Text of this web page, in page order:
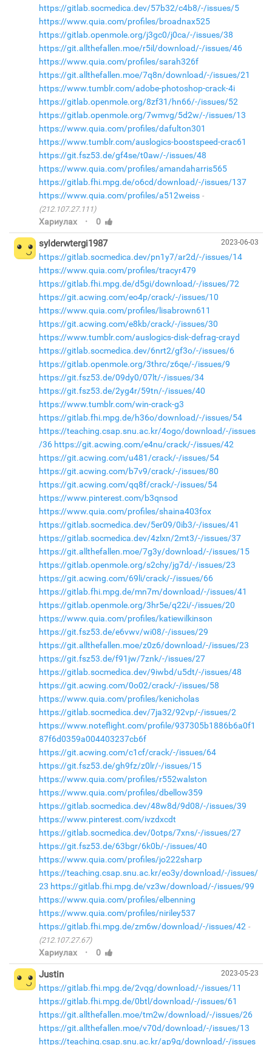
https://gitlab.socmedica.dev/57b32/c4b8/-/issues/5
https://www.quia.com/profiles/broadnax525
https://gitlab.openmole.org/j3gc0/j0ca/-/issues/38
https://git.allthefallen.moe/r5il/download/-/issues/46
https://www.quia.com/profiles/sarah326f
https://git.allthefallen.moe/7q8n/download/-/issues/21
https://www.tumblr.com/adobe-photoshop-crack-4i
https://gitlab.openmole.org/8zf31/hn66/-/issues/52
https://gitlab.openmole.org/7wmvg/5d2w/-/issues/13
https://www.quia.com/profiles/dafulton301
https://www.tumblr.com/auslogics-boostspeed-crac61
https://git.fsz53.de/gf4se/t0aw/-/issues/48
https://www.quia.com/profiles/amandaharris565
https://gitlab.fhi.mpg.de/o6cd/download/-/issues/137
https://www.quia.com/profiles/a512weiss
(212.107.27.111)
Хариулах · 0
2023-06-03
sylderwtergi1987
https://gitlab.socmedica.dev/pn1y7/ar2d/-/issues/14
https://www.quia.com/profiles/tracyr479
https://gitlab.fhi.mpg.de/d5gi/download/-/issues/72
https://git.acwing.com/eo4p/crack/-/issues/10
https://www.quia.com/profiles/lisabrown611
https://git.acwing.com/e8kb/crack/-/issues/30
https://www.tumblr.com/auslogics-disk-defrag-crayd
https://gitlab.socmedica.dev/6nrt2/gf3o/-/issues/6
https://gitlab.openmole.org/3thrc/z6qe/-/issues/9
https://git.fsz53.de/09dy0/07lt/-/issues/34
https://git.fsz53.de/2yg4r/59tn/-/issues/40
https://www.tumblr.com/win-crack-g3
https://gitlab.fhi.mpg.de/h36o/download/-/issues/54
https://teaching.csap.snu.ac.kr/4ogo/download/-/issues
/36 https://git.acwing.com/e4nu/crack/-/issues/42
https://git.acwing.com/u481/crack/-/issues/54
https://git.acwing.com/b7v9/crack/-/issues/80
https://git.acwing.com/qq8f/crack/-/issues/54
https://www.pinterest.com/b3qnsod
https://www.quia.com/profiles/shaina403fox
https://gitlab.socmedica.dev/5er09/0ib3/-/issues/41
https://gitlab.socmedica.dev/4zlxn/2mt3/-/issues/37
https://git.allthefallen.moe/7g3y/download/-/issues/15
https://gitlab.openmole.org/s2chy/jg7d/-/issues/23
https://git.acwing.com/69li/crack/-/issues/66
https://gitlab.fhi.mpg.de/mn7m/download/-/issues/41
https://gitlab.openmole.org/3hr5e/q22i/-/issues/20
https://www.quia.com/profiles/katiewilkinson
https://git.fsz53.de/e6vwv/wi08/-/issues/29
https://git.allthefallen.moe/z0z6/download/-/issues/23
https://git.fsz53.de/f91jw/7znk/-/issues/27
https://gitlab.socmedica.dev/9iwbd/u5dt/-/issues/48
https://git.acwing.com/0o02/crack/-/issues/58
https://www.quia.com/profiles/kenicholas
https://gitlab.socmedica.dev/7ja32/92vp/-/issues/2
https://www.noteflight.com/profile/937305b1886b6a0f1
87f6d0359a004403237cb6f
https://git.acwing.com/c1cf/crack/-/issues/64
https://git.fsz53.de/gh9fz/z0lr/-/issues/15
https://www.quia.com/profiles/r552walston
https://www.quia.com/profiles/dbellow359
https://gitlab.socmedica.dev/48w8d/9d08/-/issues/39
https://www.pinterest.com/ivzdxcdt
https://gitlab.socmedica.dev/0otps/7xns/-/issues/27
https://git.fsz53.de/63bgr/6k0b/-/issues/40
https://www.quia.com/profiles/jo222sharp
https://teaching.csap.snu.ac.kr/eo3y/download/-/issues/
23 https://gitlab.fhi.mpg.de/vz3w/download/-/issues/99
https://www.quia.com/profiles/elbenning
https://www.quia.com/profiles/niriley537
https://gitlab.fhi.mpg.de/zm6w/download/-/issues/42
(212.107.27.67)
Хариулах · 0
2023-05-23
Justin
https://gitlab.fhi.mpg.de/2vqg/download/-/issues/11
https://gitlab.fhi.mpg.de/0btl/download/-/issues/61
https://git.allthefallen.moe/tm2w/download/-/issues/26
https://git.allthefallen.moe/v70d/download/-/issues/13
https://teaching.csap.snu.ac.kr/ap9g/download/-/issues